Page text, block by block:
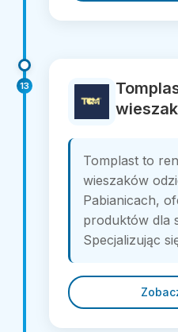
13
Tomplast to
wieszaków
Pabianicach,
produktów dla
Specjalizując